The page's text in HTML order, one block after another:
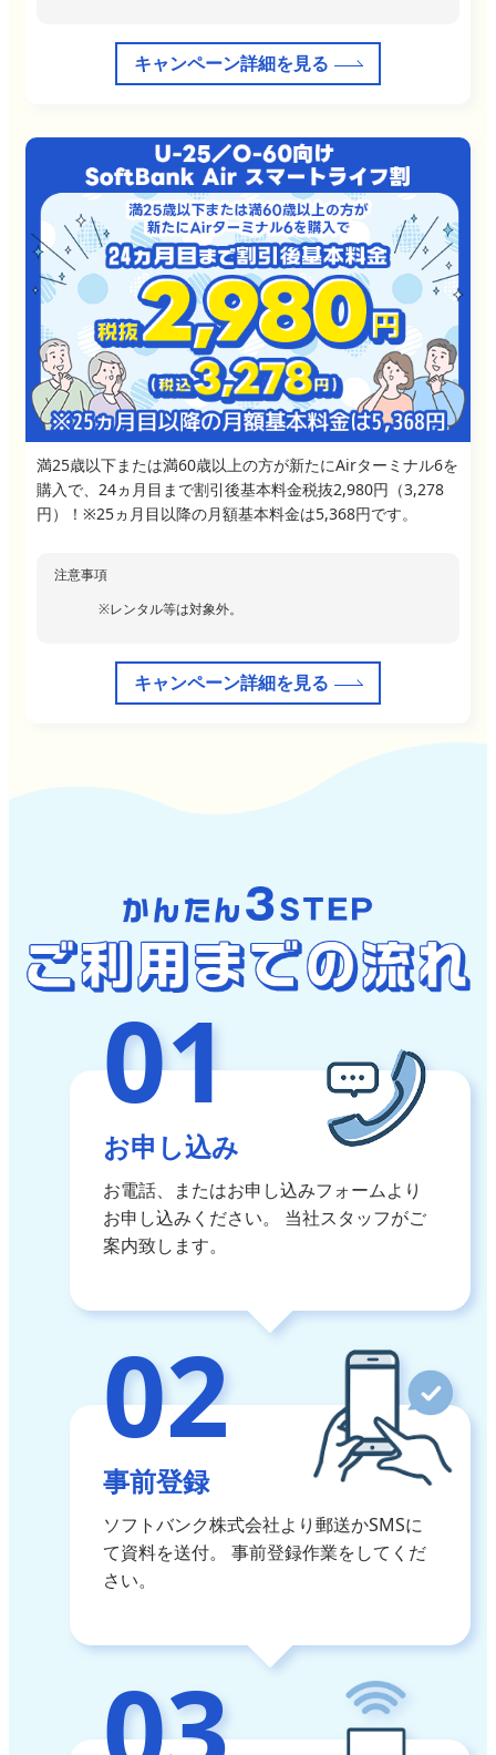
キャンペーン詳細を見る
満25歳以下または満60歳以上の方が新たにAirターミナル6を
購入で、24ヵ月目まで割引後基本料金税抜2,980円（3,278
円）！※25ヵ月目以降の月額基本料金は5,368円です。
注意事項
レンタル等は対象外。
キャンペーン詳細を見る
01
お申し込み
お電話、またはお申し込みフォームより
お申し込みください。
当社スタッフがご
案内致します。
02
事前登録
ソフトバンク株式会社より郵送かSMSに
て資料を送付。
事前登録作業をしてくだ
さい。